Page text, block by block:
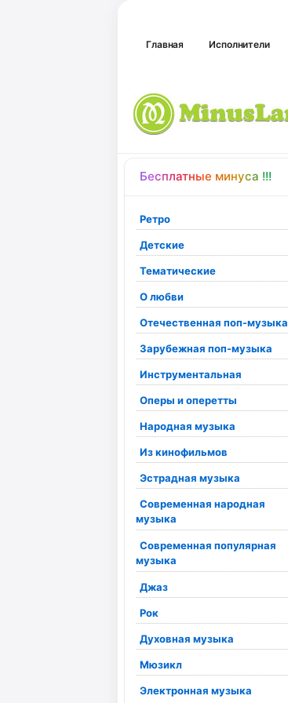
Главная Исполнители
Бесплатные минуса !!!
Ретро
Детские
Тематические
О любви
Отечественная поп-музыка
Зарубежная поп-музыка
Инструментальная
Оперы и оперетты
Народная музыка
Из кинофильмов
Эстрадная музыка
Современная народная
музыка
Современная популярная
музыка
Джаз
Рок
Духовная музыка
Мюзикл
Электронная музыка